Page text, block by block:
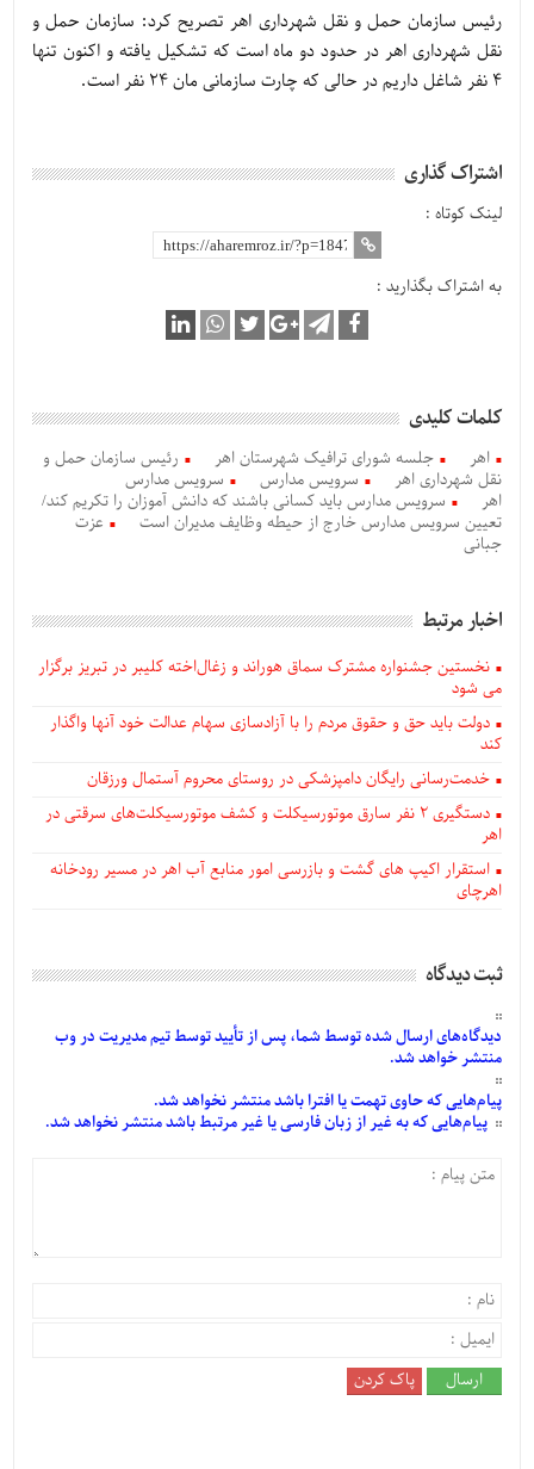
رئیس سازمان حمل و نقل شهرداری اهر تصریح کرد: سازمان حمل و
نقل شهرداری اهر در حدود دو ماه است که تشکیل یافته و اکنون تنها
4 نفر شاغل داریم در حالی که چارت سازمانی مان 24 نفر است.
اشتراک گذاری
لینک کوتاه :
به اشتراک بگذارید :
کلمات کلیدی
اهر جلسه شورای ترافیک شهرستان اهر
رئیس سازمان حمل و
نقل شهرداری اهر
سرویس‌ مدارس
سرویس مدارس
اهر
سرویس مدارس باید کسانی باشند که دانش آموزان را تکریم کند/
تعیین سرویس مدارس خارج از حیطه وظایف مدیران است
عزت
جبانی
اخبار مرتبط
نخستین جشنواره مشترک سماق هوراند و زغال‌اخته کلیبر در تبریز برگزار
می شود
دولت باید حق و حقوق مردم را با آزادسازی سهام عدالت خود آنها واگذار
کند
خدمت‌رسانی رایگان دامپزشکی در روستای محروم آستمال ورزقان
دستگيری ۲ نفر سارق موتورسیکلت و کشف موتورسیکلت‌های سرقتی در
اهر
استقرار اکیپ های گشت و بازرسی امور منابع آب اهر در مسیر رودخانه
اهرچای
ثبت دیدگاه
دیدگاه‌هایارسالشدهتوسط شما، پس ازتأییدتوسط تیم مدیریت در وب
منتشر خواهد شد.
پیام‌هاییکه حاوی تهمت یا افترا باشد منتشر نخواهد شد.
پیام‌هاییکه به غیر از زبان فارسی یا غیر مرتبط باشد منتشر نخواهد شد.